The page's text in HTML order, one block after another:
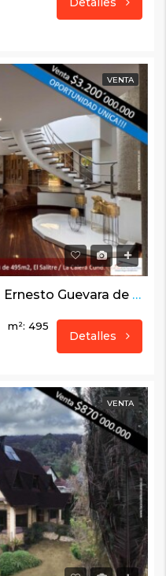
VENTA
Linda obra arquitectónica Ernesto Guevara de 495m2, El Salitre / La Calera Cund.
m²: 495
Detalles
VENTA